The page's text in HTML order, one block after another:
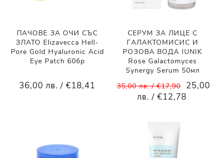
ПАЧОВЕ ЗА ОЧИ СЪС
ЗЛАТО Elizavecca Hell-
Pore Gold Hyaluronic Acid
Eye Patch 60бр
36,00 лв. / €18,41
СЕРУМ ЗА ЛИЦЕ С
ГАЛАКТОМИСИС И
РОЗОВА ВОДА IUNIK
Rose Galactomyces
Synergy Serum 50мл
35,00 лв. / €17,90
25,00
лв. / €12,78